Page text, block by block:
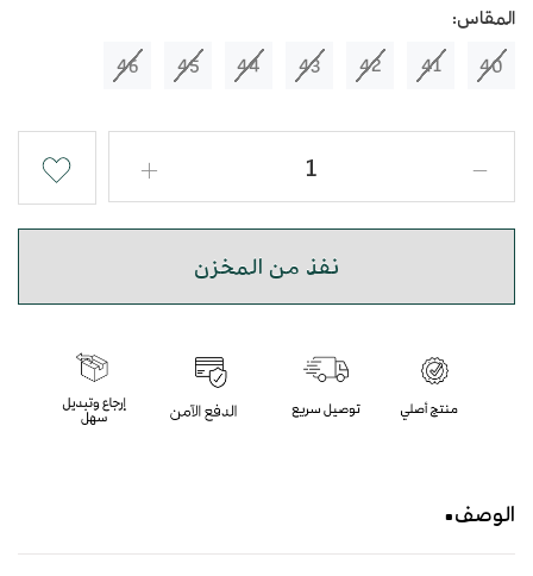
المقاس:
40
41
42
43
44
45
46
نفذ من المخزن
الوصف